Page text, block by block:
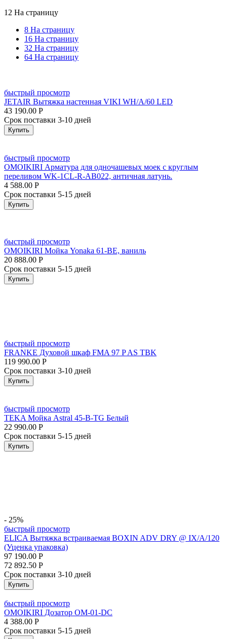
12 На страницу
8 На страницу
16 На страницу
32 На страницу
64 На страницу
быстрый просмотр
JETAIR Вытяжка настенная VIKI WH/A/60 LED
43 190.00 Р
Срок поставки 3-10 дней
Купить
быстрый просмотр
OMOIKIRI Арматура для одночашевых моек с круглым
переливом WK-1CL-R-AB022, античная латунь.
4 588.00 Р
Срок поставки 5-15 дней
Купить
быстрый просмотр
OMOIKIRI Мойка Yonaka 61-BE, ваниль
20 888.00 Р
Срок поставки 5-15 дней
Купить
быстрый просмотр
FRANKE Духовой шкаф FMA 97 P AS TBK
119 990.00 Р
Срок поставки 3-10 дней
Купить
быстрый просмотр
TEKA Мойка Astral 45-B-TG Белый
22 990.00 Р
Срок поставки 5-15 дней
Купить
- 25%
быстрый просмотр
ELICA Вытяжка встраиваемая BOXIN ADV DRY @ IX/A/120
(Уценка упаковка)
97 190.00 Р
72 892.50 Р
Срок поставки 3-10 дней
Купить
быстрый просмотр
OMOIKIRI Дозатор OM-01-DC
4 388.00 Р
Срок поставки 5-15 дней